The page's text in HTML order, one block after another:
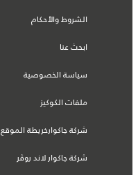
الشروط والأحكام
ابحث عنا
سياسة الخصوصية
ملفات الكوكيز
شركة جاكوارخريطة الموقع
شركة جاكوار لاند روڤر